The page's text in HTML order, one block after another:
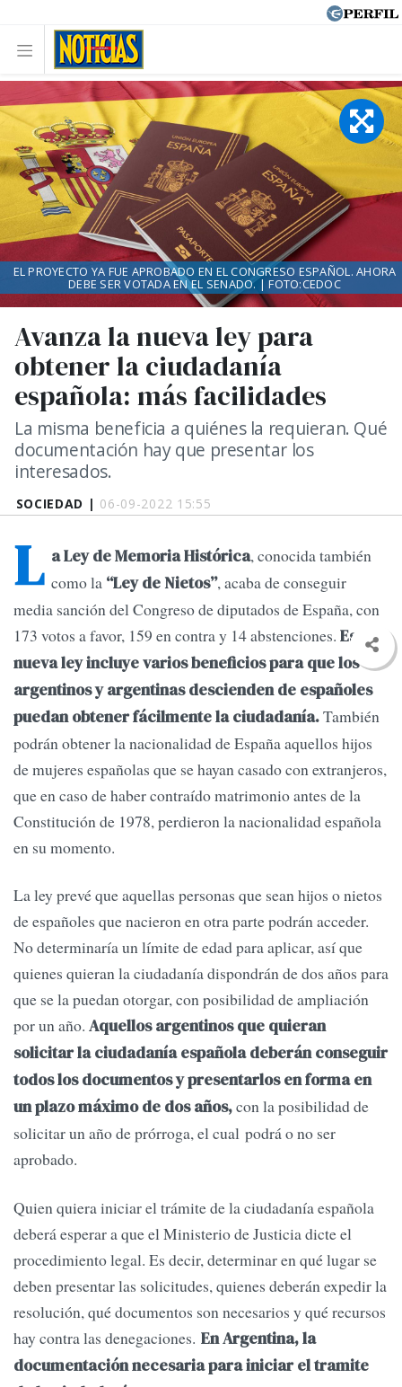
SOCIEDAD | 06-09-2022 15:55
Avanza la nueva ley para
obtener la ciudadanía
española: más facilidades
La misma beneficia a quiénes la requieran. Qué
documentación hay que presentar los
interesados.
EL PROYECTO YA FUE APROBADO EN EL CONGRESO ESPAÑOL. AHORA
DEBE SER VOTADA EN EL SENADO. | FOTO:CEDOC
L a Ley de Memoria Histórica, conocida también
como la “Ley de Nietos”, acaba de conseguir
media sanción del Congreso de diputados de España, con
173 votos a favor, 159 en contra y 14 abstenciones. Esta
nueva ley incluye varios beneficios para que los
argentinos y argentinas descienden de españoles
puedan obtener fácilmente la ciudadanía.También
podrán obtener la nacionalidad de España aquellos hijos
de mujeres españolas que se hayan casado con extranjeros,
que en caso de haber contraído matrimonio antes de la
Constitución de 1978, perdieron la nacionalidad española
en su momento.
La ley prevé que aquellas personas que sean hijos o nietos
de españoles que nacieron en otra parte podrán acceder.
No determinaría un límite de edad para aplicar, así que
quienes quieran la ciudadanía dispondrán de dos años para
que se la puedan otorgar, con posibilidad de ampliación
por un año. Aquellos argentinos que quieran
solicitar la ciudadanía española deberán conseguir
todos los documentos y presentarlos en forma en
un plazo máximo de dos años,con la posibilidad de
solicitar un año de prórroga, el cual podrá o no ser
aprobado.
Quien quiera iniciar el trámite de la ciudadanía española
deberá esperar a que el Ministerio de Justicia dicte el
procedimiento legal. Es decir, determinar en qué lugar se
deben presentar las solicitudes, quienes deberán expedir la
resolución, qué documentos son necesarios y qué recursos
hay contra las denegaciones. En Argentina, la
documentación necesaria para iniciar el tramite